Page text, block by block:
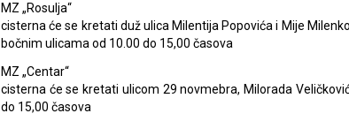
MZ „Rosulja“
cisterna će se kretati duž ulica Milentija Popovića i Mije
bočnim ulicama od 10.00 do 15,00 časova
MZ „Centar“
cisterna će se kretati ulicom 29 novmebra, Milorada
do 15,00 časova